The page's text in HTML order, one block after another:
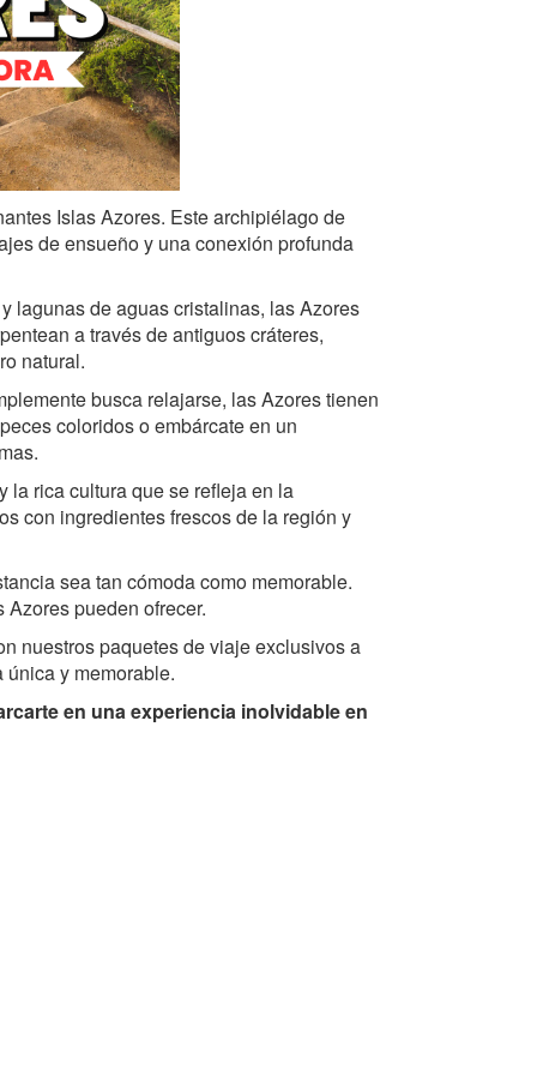
Islas Azores. Este archipiélago de
de ensueño y una conexión profunda
lagunas de aguas cristalinas, las Azores
a través de antiguos cráteres,
natural.
busca relajarse, las Azores tienen
coloridos o embárcate en un
la rica cultura que se refleja en la
con ingredientes frescos de la región y
sea tan cómoda como memorable.
pueden ofrecer.
nuestros paquetes de viaje exclusivos a
y memorable.
en una experiencia inolvidable en